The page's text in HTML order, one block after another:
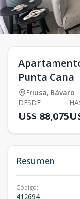
Punta Cana
Friusa, Bávaro
DESDE
US$ 88,075
Resumen
Código:
412694